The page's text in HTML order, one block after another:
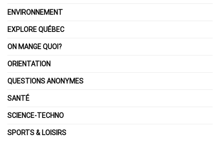
ENVIRONNEMENT
EXPLORE QUÉBEC
ON MANGE QUOI?
ORIENTATION
QUESTIONS ANONYMES
SANTÉ
SCIENCE-TECHNO
SPORTS & LOISIRS